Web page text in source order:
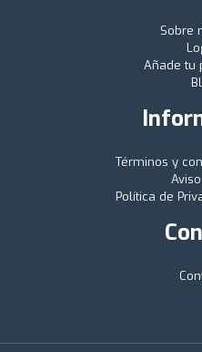
Sobre
Añade tu
Términos y
Política de